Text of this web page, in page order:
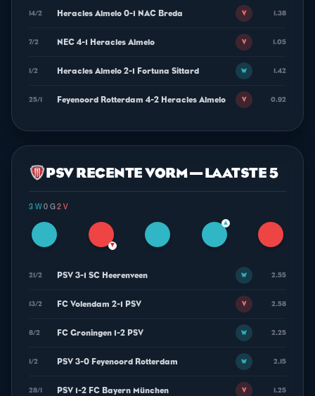
14/2 Heracles Almelo 0-1 NAC Breda V 1.38
7/2 NEC 4-1 Heracles Almelo V 1.05
1/2 Heracles Almelo 2-1 Fortuna Sittard W 1.42
25/1 Feyenoord Rotterdam 4-2 Heracles Almelo V 0.92
PSV RECENTE VORM — LAATSTE 5
3 W·0 G·2 V
▼
▲
21/2 PSV 3-1 SC Heerenveen W 2.55
13/2 FC Volendam 2-1 PSV V 2.58
8/2 FC Groningen 1-2 PSV W 2.25
1/2 PSV 3-0 Feyenoord Rotterdam W 2.15
28/1 PSV 1-2 FC Bayern München V 1.25